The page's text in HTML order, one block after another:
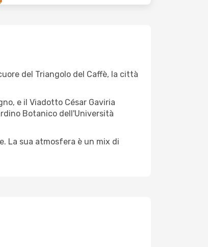
del Triangolo del Caffè, la città
e il Viadotto César Gaviria
Botanico dell'Università
La sua atmosfera è un mix di